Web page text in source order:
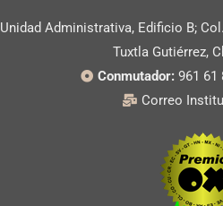
Unidad Administrativa, Edificio B;
Tuxtla Gutiérrez,
Conmutador: 961 61
Correo